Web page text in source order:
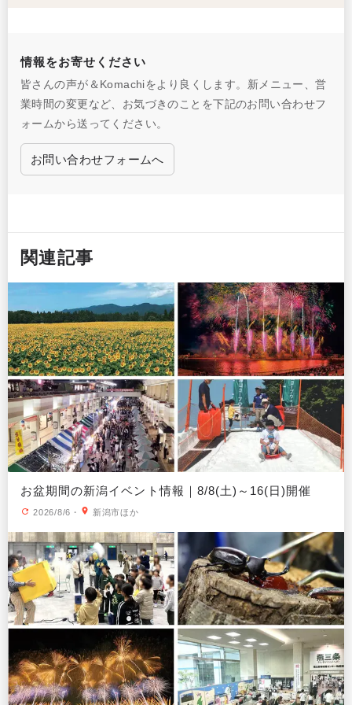
情報をお寄せください
皆さんの声が＆Komachiをより良くします。新メニュー、営
業時間の変更など、お気づきのことを下記のお問い合わせフ
ォームから送ってください。
お問い合わせフォームへ
関連記事
お盆期間の新潟イベント情報｜8/8(土)～16(日)開催
2026/8/6 ・ 新潟市ほか